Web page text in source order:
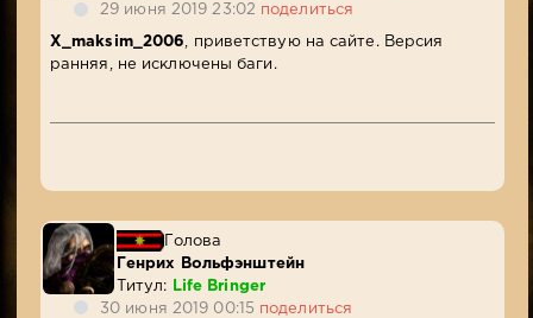
29 июня 2019 23:02 поделиться
X_maksim_2006
, приветствую на сайте. Версия
ранняя, не исключены баги.
Голова
Генрих Вольфэнштейн
Титул:
Life Bringer
30 июня 2019 00:15 поделиться